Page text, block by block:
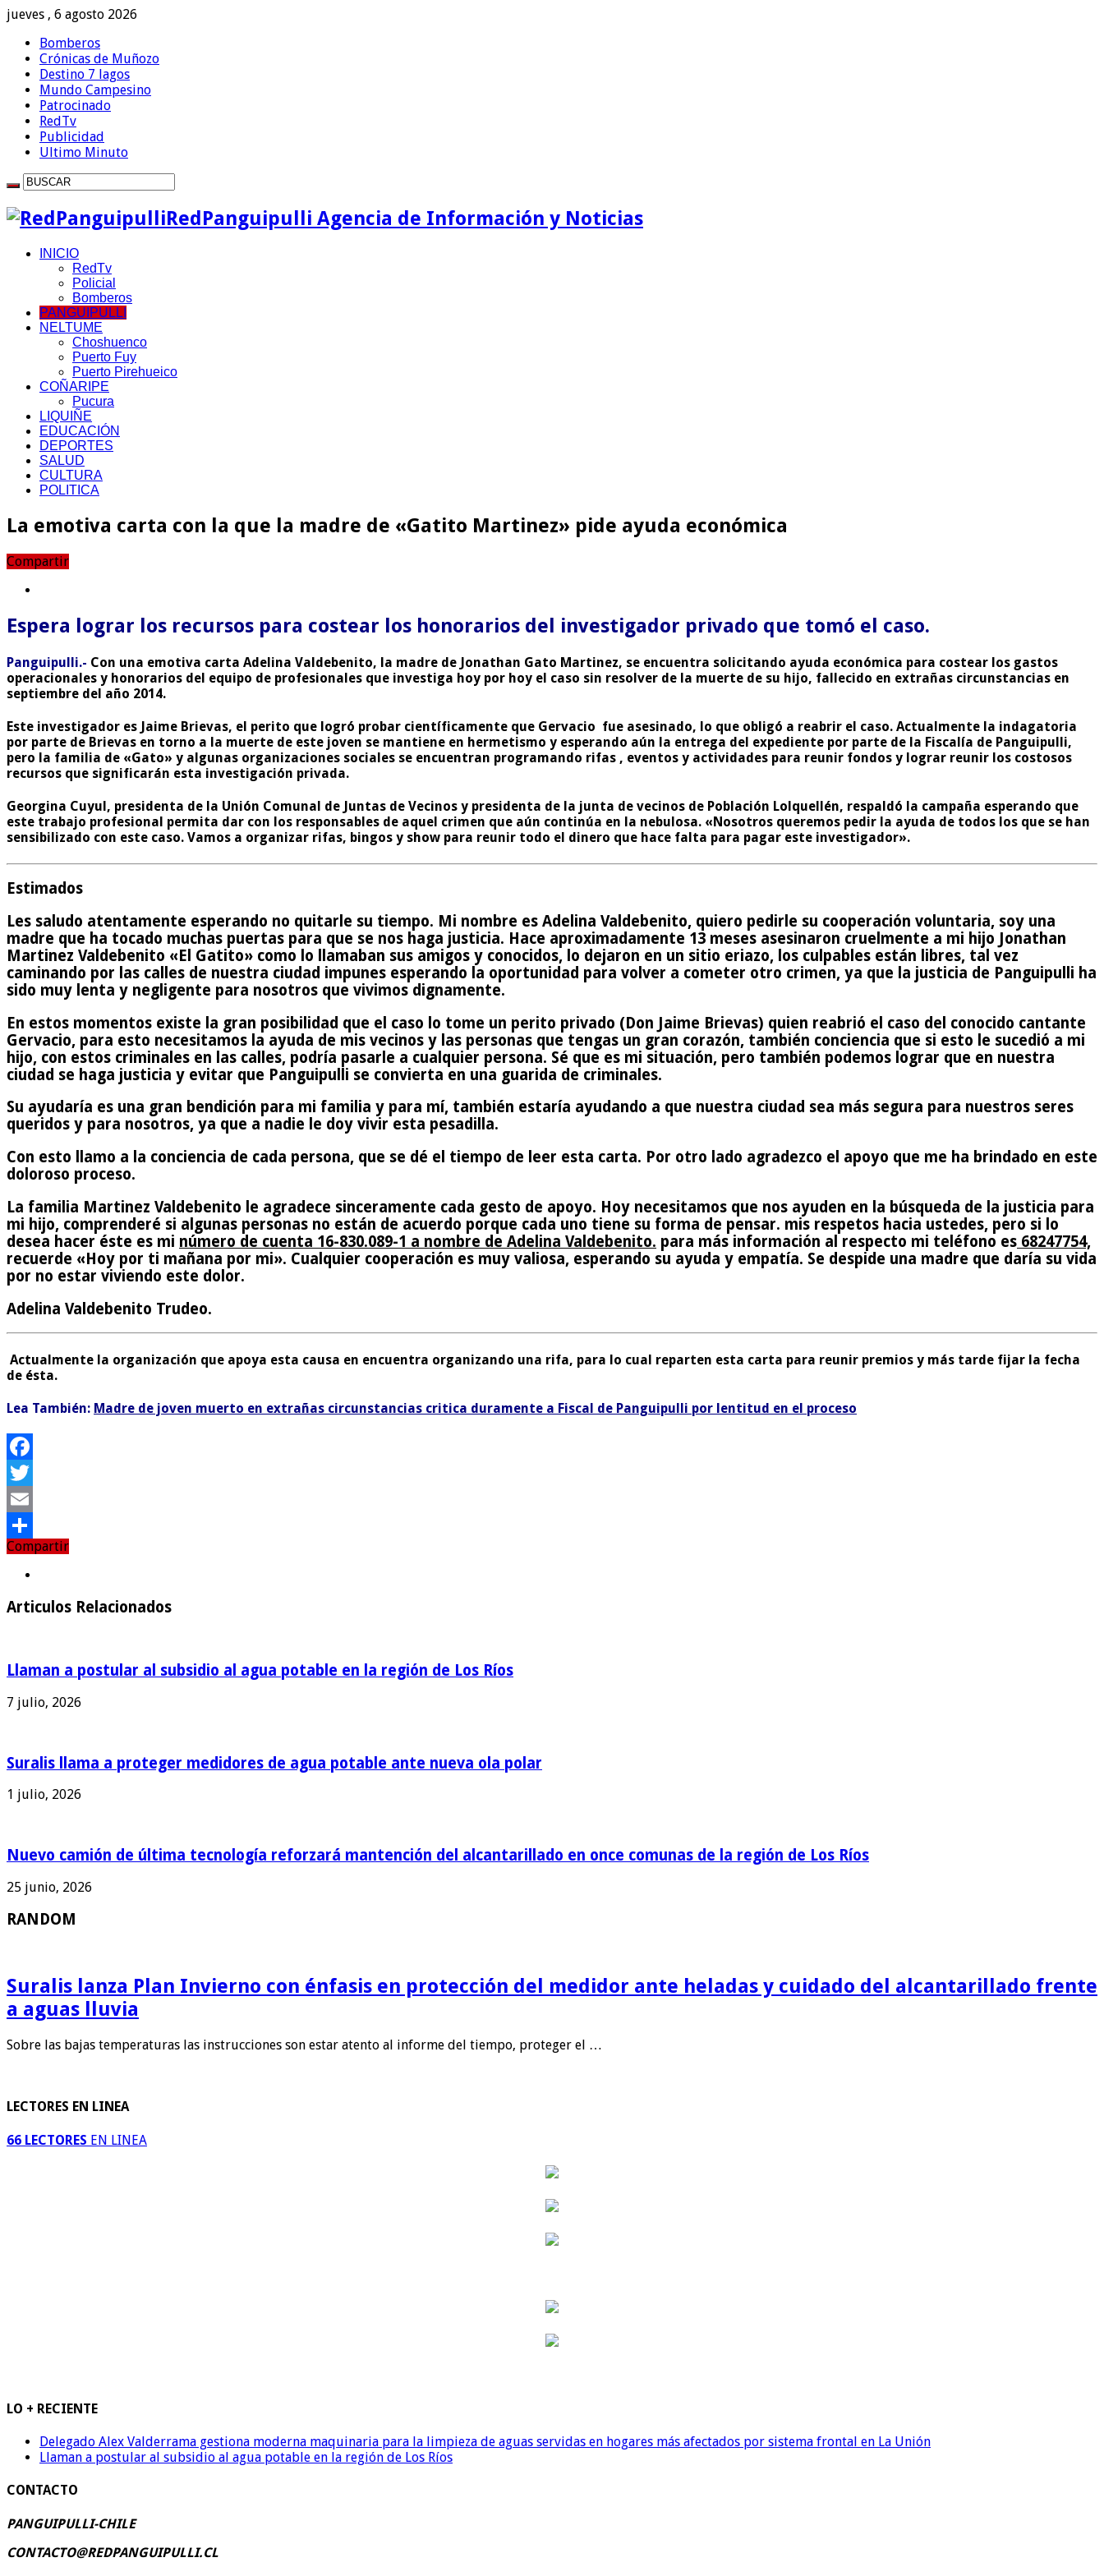
jueves , 6 agosto 2026
Bomberos
Crónicas de Muñozo
Destino 7 lagos
Mundo Campesino
Patrocinado
RedTv
Publicidad
Ultimo Minuto
RedPanguipulli Agencia de Información y Noticias
INICIO
RedTv
Policial
Bomberos
PANGUIPULLI
NELTUME
Choshuenco
Puerto Fuy
Puerto Pirehueico
COÑARIPE
Pucura
LIQUIÑE
EDUCACIÓN
DEPORTES
SALUD
CULTURA
POLITICA
La emotiva carta con la que la madre de «Gatito Martinez» pide ayuda económica
Compartir
Espera lograr los recursos para costear los honorarios del investigador privado que tomó el caso.
Panguipulli.- Con una emotiva carta Adelina Valdebenito, la madre de Jonathan Gato Martinez, se encuentra solicitando ayuda económica para costear los gastos
operacionales y honorarios del equipo de profesionales que investiga hoy por hoy el caso sin resolver de la muerte de su hijo, fallecido en extrañas circunstancias en
septiembre del año 2014.
Este investigador es Jaime Brievas, el perito que logró probar científicamente que Gervacio fue asesinado, lo que obligó a reabrir el caso. Actualmente la indagatoria
por parte de Brievas en torno a la muerte de este joven se mantiene en hermetismo y esperando aún la entrega del expediente por parte de la Fiscalía de Panguipulli,
pero la familia de «Gato» y algunas organizaciones sociales se encuentran programando rifas , eventos y actividades para reunir fondos y lograr reunir los costosos
recursos que significarán esta investigación privada.
Georgina Cuyul, presidenta de la Unión Comunal de Juntas de Vecinos y presidenta de la junta de vecinos de Población Lolquellén, respaldó la campaña esperando que
este trabajo profesional permita dar con los responsables de aquel crimen que aún continúa en la nebulosa. «Nosotros queremos pedir la ayuda de todos los que se han
sensibilizado con este caso. Vamos a organizar rifas, bingos y show para reunir todo el dinero que hace falta para pagar este investigador».
Estimados
Les saludo atentamente esperando no quitarle su tiempo. Mi nombre es Adelina Valdebenito, quiero pedirle su cooperación voluntaria, soy una
madre que ha tocado muchas puertas para que se nos haga justicia. Hace aproximadamente 13 meses asesinaron cruelmente a mi hijo Jonathan
Martinez Valdebenito «El Gatito» como lo llamaban sus amigos y conocidos, lo dejaron en un sitio eriazo, los culpables están libres, tal vez
caminando por las calles de nuestra ciudad impunes esperando la oportunidad para volver a cometer otro crimen, ya que la justicia de Panguipulli ha
sido muy lenta y negligente para nosotros que vivimos dignamente.
En estos momentos existe la gran posibilidad que el caso lo tome un perito privado (Don Jaime Brievas) quien reabrió el caso del conocido cantante
Gervacio, para esto necesitamos la ayuda de mis vecinos y las personas que tengas un gran corazón, también conciencia que si esto le sucedió a mi
hijo, con estos criminales en las calles, podría pasarle a cualquier persona. Sé que es mi situación, pero también podemos lograr que en nuestra
ciudad se haga justicia y evitar que Panguipulli se convierta en una guarida de criminales.
Su ayudaría es una gran bendición para mi familia y para mí, también estaría ayudando a que nuestra ciudad sea más segura para nuestros seres
queridos y para nosotros, ya que a nadie le doy vivir esta pesadilla.
Con esto llamo a la conciencia de cada persona, que se dé el tiempo de leer esta carta. Por otro lado agradezco el apoyo que me ha brindado en este
doloroso proceso.
La familia Martinez Valdebenito le agradece sinceramente cada gesto de apoyo. Hoy necesitamos que nos ayuden en la búsqueda de la justicia para
mi hijo, comprenderé si algunas personas no están de acuerdo porque cada uno tiene su forma de pensar. mis respetos hacia ustedes, pero si lo
desea hacer éste es mi número de cuenta 16-830.089-1 a nombre de Adelina Valdebenito. para más información al respecto mi teléfono es 68247754,
recuerde «Hoy por ti mañana por mi». Cualquier cooperación es muy valiosa, esperando su ayuda y empatía. Se despide una madre que daría su vida
por no estar viviendo este dolor.
Adelina Valdebenito Trudeo.
Actualmente la organización que apoya esta causa en encuentra organizando una rifa, para lo cual reparten esta carta para reunir premios y más tarde fijar la fecha
de ésta.
Lea También: Madre de joven muerto en extrañas circunstancias critica duramente a Fiscal de Panguipulli por lentitud en el proceso
Facebook
Twitter
Email
Compartir
Compartir
Articulos Relacionados
Llaman a postular al subsidio al agua potable en la región de Los Ríos
7 julio, 2026
Suralis llama a proteger medidores de agua potable ante nueva ola polar
1 julio, 2026
Nuevo camión de última tecnología reforzará mantención del alcantarillado en once comunas de la región de Los Ríos
25 junio, 2026
RANDOM
Suralis lanza Plan Invierno con énfasis en protección del medidor ante heladas y cuidado del alcantarillado frente
a aguas lluvia
Sobre las bajas temperaturas las instrucciones son estar atento al informe del tiempo, proteger el …
LECTORES EN LINEA
66 LECTORES EN LINEA
LO + RECIENTE
Delegado Alex Valderrama gestiona moderna maquinaria para la limpieza de aguas servidas en hogares más afectados por sistema frontal en La Unión
Llaman a postular al subsidio al agua potable en la región de Los Ríos
CONTACTO
PANGUIPULLI-CHILE
CONTACTO@REDPANGUIPULLI.CL